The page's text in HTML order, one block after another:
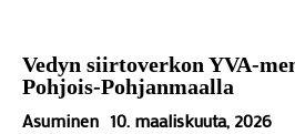
Vedyn siirtoverkon YVA-
Pohjois-Pohjanmaalla
Asuminen 10. maaliskuuta, 2026